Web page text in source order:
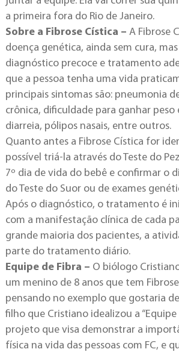
a primeira fora do Rio de Janeiro.
Sobre a Fibrose Cística – A Fibrose
doença genética, ainda sem cura,
diagnóstico precoce e tratamento
que a pessoa tenha uma vida
principais sintomas são: pneumonia
crônica, dificuldade para ganhar peso
diarreia, pólipos nasais, entre outros.
Quanto antes a Fibrose Cística for
possível triá-la através do Teste do
7º dia de vida do bebê e confirmar o
do Teste do Suor ou de exames
Após o diagnóstico, o tratamento é
com a manifestação clínica de cada
grande maioria dos pacientes, a
parte do tratamento diário.
Equipe de Fibra – O biólogo
um menino de 8 anos que tem Fibrose
pensando no exemplo que gostaria
filho que Cristiano idealizou a “Equipe
projeto que visa demonstrar a
física na vida das pessoas com FC, e